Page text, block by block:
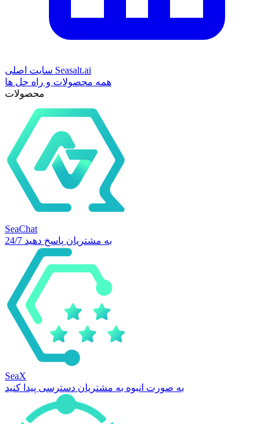
سایت اصلی Seasalt.ai
همه محصولات و راه حل ها
محصولات
SeaChat
24/7 به مشتریان پاسخ دهید
SeaX
به صورت انبوه به مشتریان دسترسی پیدا کنید